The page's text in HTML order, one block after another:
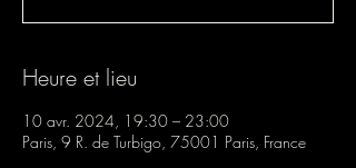
Heure et lieu
10 avr. 2024, 19:30 – 23:00
Paris, 9 R. de Turbigo, 75001 Paris, France